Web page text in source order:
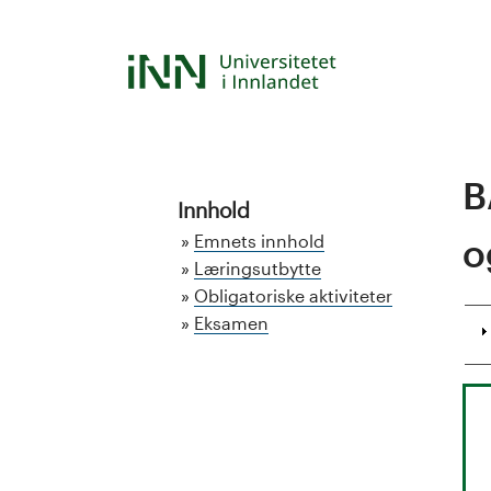
S
Innhold
Emnets innhold
Læringsutbytte
Obligatoriske aktiviteter
Eksamen